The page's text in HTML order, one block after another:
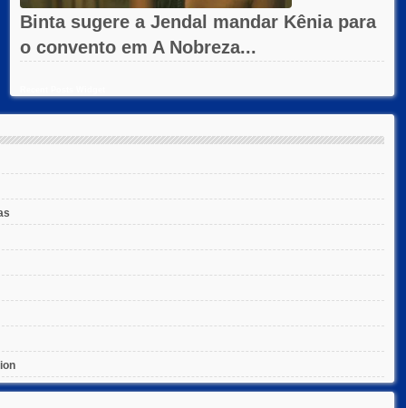
Binta sugere a Jendal mandar Kênia para
o convento em A Nobreza...